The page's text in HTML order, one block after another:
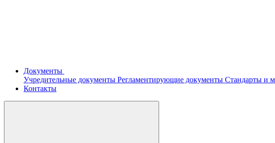
Документы
Учредительные документы Регламентирующие документы Стандарты и
Контакты